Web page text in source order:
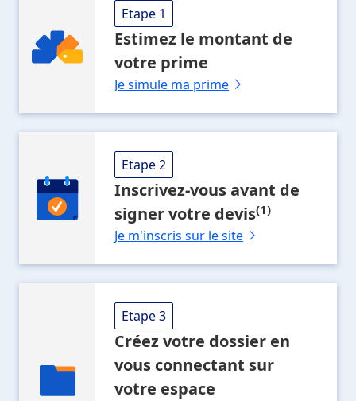
Etape 1
Estimez le montant de
votre prime
Je simule ma prime
Etape 2
Inscrivez-vousavant de
signer votre devis(1)
Je m'inscris sur le site
Etape 3
Créez votre dossier en
vous connectant sur
votre espace